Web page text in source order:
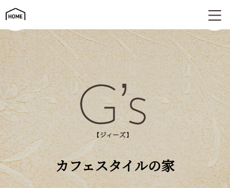
カフェスタイルの家 | G's ジィーズ
カフェスタイルの家